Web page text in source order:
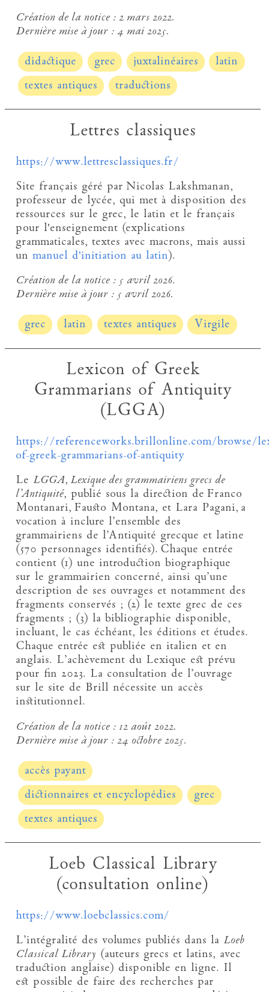
Création de la notice :2 mars 2022.
Dernière mise à jour :4 mai 2025.
didactique grec juxtalinéaires
latin
textes antiques
traductions
Lettres classiques
https://www.lettresclassiques.fr/
Site français géré par Nicolas Lakshmanan,
professeur de lycée, qui met à disposition des
ressources sur le grec, le latin et le français
pour l'enseignement (explications
grammaticales, textes avec macrons, mais aussi
unmanuel d'initiation au latin).
Création de la notice : 5 avril 2026.
Dernière mise à jour : 5 avril 2026.
grec latin textes antiques Virgile
Lexicon of Greek
Grammarians of Antiquity
(LGGA)
https://referenceworks.brillonline.com/browse/
of-greek-grammarians-of-antiquity
Le LGGA, Lexique des grammairiens grecs de
l’Antiquité, publié sous la direction de Franco
Montanari, Fausto Montana, et Lara Pagani, a
vocation à inclure l’ensemble des
grammairiens de l’Antiquité grecque et latine
(570 personnages identifiés). Chaque entrée
contient (1) une introduction biographique
sur le grammairien concerné, ainsi qu’une
description de ses ouvrages et notamment des
fragments conservés ; (2) le texte grec de ces
fragments ; (3) la bibliographie disponible,
incluant, le cas échéant, les éditions et études.
Chaque entrée est publiée en italien et en
anglais. L’achèvement du Lexique est prévu
pour fin 2023. La consultation de l’ouvrage
sur le site de Brill nécessite un accès
institutionnel.
Création de la notice :12 août 2022.
Dernière mise à jour :24 octobre 2025.
accès payant
dictionnaires et encyclopédies
grec
textes antiques
Loeb Classical Library
(consultation online)
https://www.loebclassics.com/
L’intégralité des volumes publiés dans la Loeb
Classical Library (auteurs grecs et latins, avec
traduction anglaise) disponible en ligne. Il
est possible de faire des recherches par